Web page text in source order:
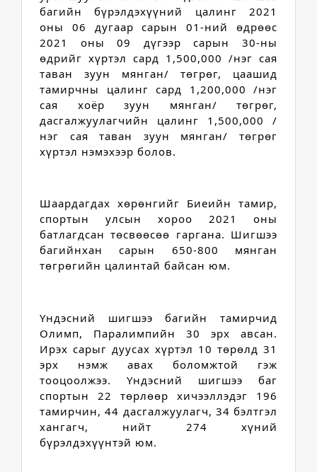
багийн бүрэлдэхүүний цалинг 2021
оны 06 дугаар сарын 01-ний өдрөөс
2021 оны 09 дүгээр сарын 30-ны
өдрийг хүртэл сард 1,500,000 /нэг сая
таван зуун мянган/ төгрөг, цаашид
тамирчны цалинг сард 1,200,000 /нэг
сая хоёр зуун мянган/ төгрөг,
дасгалжуулагчийн цалинг 1,500,000 /
нэг сая таван зуун мянган/ төгрөг
хүртэл нэмэхээр болов.
Шаардагдах хөрөнгийг Биеийн тамир,
спортын улсын хороо 2021 оны
батлагдсан төсвөөсөө гаргана. Шигшээ
багийнхан сарын 650-800 мянган
төгрөгийн цалинтай байсан юм.
Үндэсний шигшээ багийн тамирчид
Олимп, Паралимпийн 30 эрх авсан.
Ирэх сарыг дуусах хүртэл 10 төрөлд 31
эрх нэмж авах боломжтой гэж
тооцоолжээ. Үндэсний шигшээ баг
спортын 22 төрлөөр хичээллэдэг 196
тамирчин, 44 дасгалжуулагч, 34 бэлтгэл
хангагч, нийт 274 хүний
бүрэлдэхүүнтэй юм.